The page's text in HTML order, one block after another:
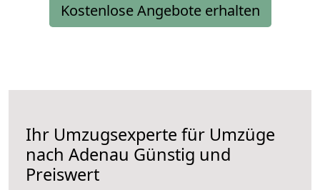
Kostenlose Angebote erhalten
Ihr Umzugsexperte für Umzüge
nach Adenau Günstig und
Preiswert